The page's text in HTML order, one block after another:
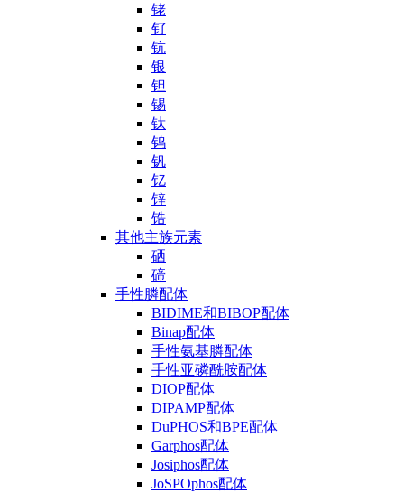
铑
钌
钪
银
钽
锡
钛
钨
钒
钇
锌
锆
其他主族元素
硒
碲
手性膦配体
BIDIME和BIBOP配体
Binap配体
手性氨基膦配体
手性亚磷酰胺配体
DIOP配体
DIPAMP配体
DuPHOS和BPE配体
Garphos配体
Josiphos配体
JoSPOphos配体